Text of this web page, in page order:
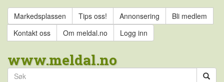
Markedsplassen Tips oss! Annonsering
Bli medlem
Kontakt oss
Om meldal.no Logg inn
www.meldal.no